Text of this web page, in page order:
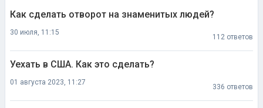
Как сделать отворот на знаменитых людей?
30 июля, 11:15
112 ответов
Уехать в США. Как это сделать?
01 августа 2023, 11:27
336 ответов